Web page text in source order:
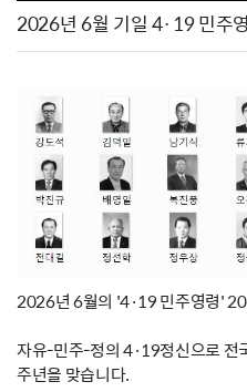
2026년 6월 기일 4·19 민주
2026년 6월의 '4·19 민주영령'
자유-민주-정의 4·19정신으로 전
주년을 맞습니다.